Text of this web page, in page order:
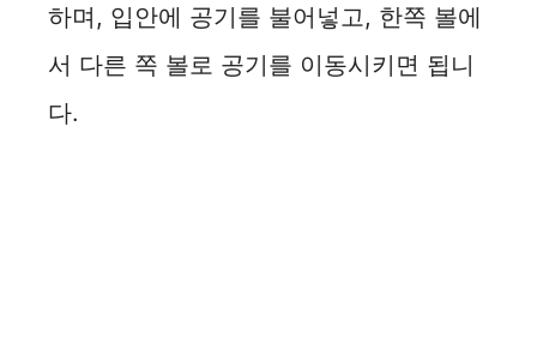
하며, 입안에 공기를 불어넣고, 한쪽 볼에
서 다른 쪽 볼로 공기를 이동시키면 됩니
다.